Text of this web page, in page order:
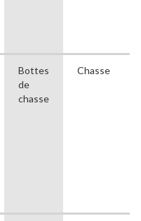
Bottes
de
chasse
Chasse